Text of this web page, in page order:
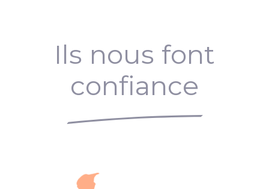
Ils nous font
confiance